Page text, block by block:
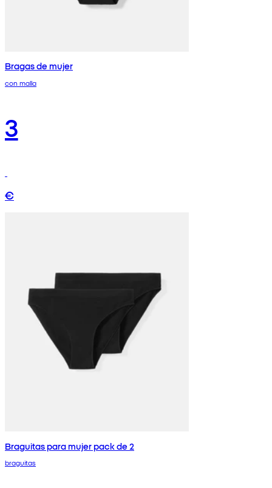
Bragas de mujer
con malla
3
€
Braguitas para mujer pack de 2
braguitas